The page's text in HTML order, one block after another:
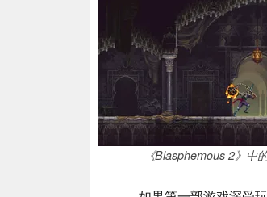
《Blasphemous 2》中